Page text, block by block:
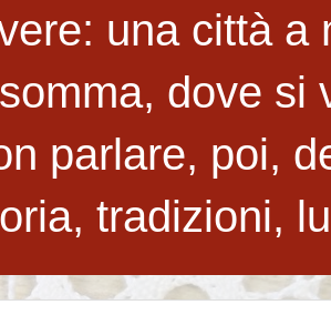
una città a
dove si
parlare, poi,
tradizioni,